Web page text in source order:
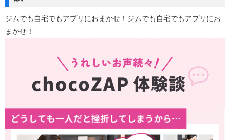
ジムでも自宅でもアプリにおまかせ！ジムでも自宅でもアプリにお
まかせ！